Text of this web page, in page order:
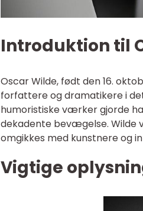
Introduktion til
Oscar Wilde, født den 16.
forfattere og dramatikere i
humoristiske værker gjorde
dekadente bevægelse. Wilde
omgikkes med kunstnere og
Vigtige